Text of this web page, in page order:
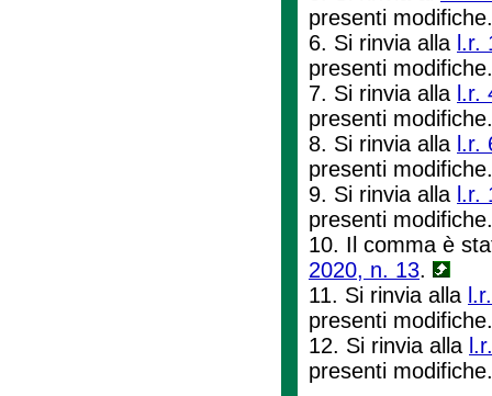
presenti
6. Si rinvia alla l.r.
presenti
7. Si rinvia alla l.r.
presenti
8. Si rinvia alla l.r.
presenti
9. Si rinvia alla l.r.
presenti
10. Il comma è
2020, n. 13.
11. Si rinvia alla
presenti
12. Si rinvia alla
presenti